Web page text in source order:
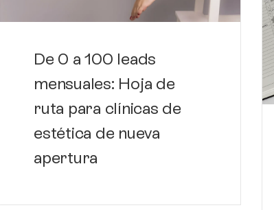
De 0 a 100 leads
mensuales: Hoja de
ruta para clínicas de
estética de nueva
apertura